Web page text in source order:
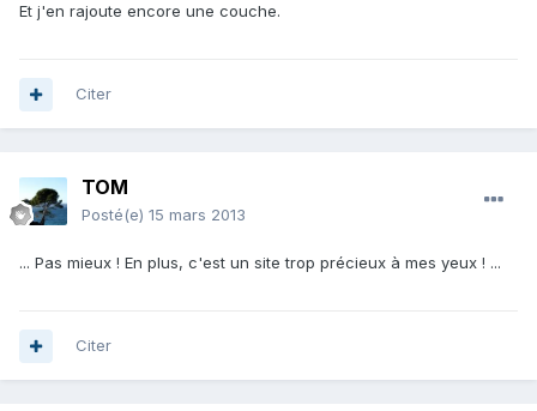
Et j'en rajoute encore une couche.
Citer
TOM
Posté(e) 15 mars 2013
... Pas mieux ! En plus, c'est un site trop précieux à mes yeux ! ...
Citer